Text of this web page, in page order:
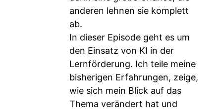
anderen lehnen sie komplett
ab.
In dieser Episode geht es um
den Einsatz von KI in der
Lernförderung. Ich teile meine
bisherigen Erfahrungen, zeige,
wie sich mein Blick auf das
Thema verändert hat und